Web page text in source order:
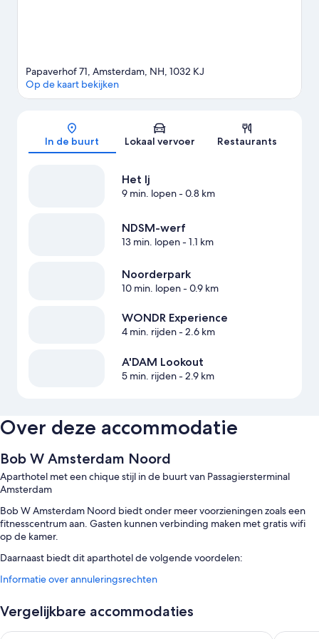
Kaart
Papaverhof 71, Amsterdam, NH, 1032 KJ
Op de kaart bekijken
In de buurt Lokaal vervoer Restaurants
Het Ij
9 min. lopen- 0.8 km
NDSM-werf
13 min. lopen- 1.1 km
Noorderpark
10 min. lopen- 0.9 km
WONDR Experience
4 min. rijden- 2.6 km
A'DAM Lookout
5 min. rijden- 2.9 km
Over deze accommodatie
Bob W Amsterdam Noord
Aparthotel met een chique stijl in de buurt van Passagiersterminal
Amsterdam
Bob W Amsterdam Noord biedt onder meer voorzieningen zoals een
fitnesscentrum aan. Gasten kunnen verbinding maken met gratis wifi
op de kamer.
Daarnaast biedt dit aparthotel de volgende voordelen:
Een ontbijt met lokale gerechten (tegen een toeslag), fietsverhuur
Een snelle uitcheckservice, een rookvrije accommodatie en een lift
Een 24-uurs receptie en een automaat
Informatie over annuleringsrechten
Vergelijkbare accommodaties